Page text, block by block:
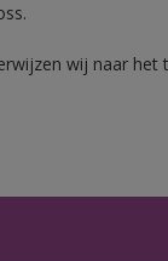
wij naar